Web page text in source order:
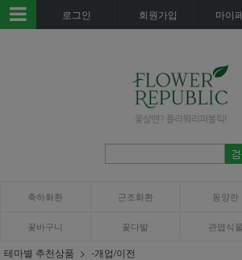
로그인 회원가입 마이
축하화환 근조화환 동양란
꽃바구니 꽃다발 관엽식물
테마별 추천상품 -개업/이전